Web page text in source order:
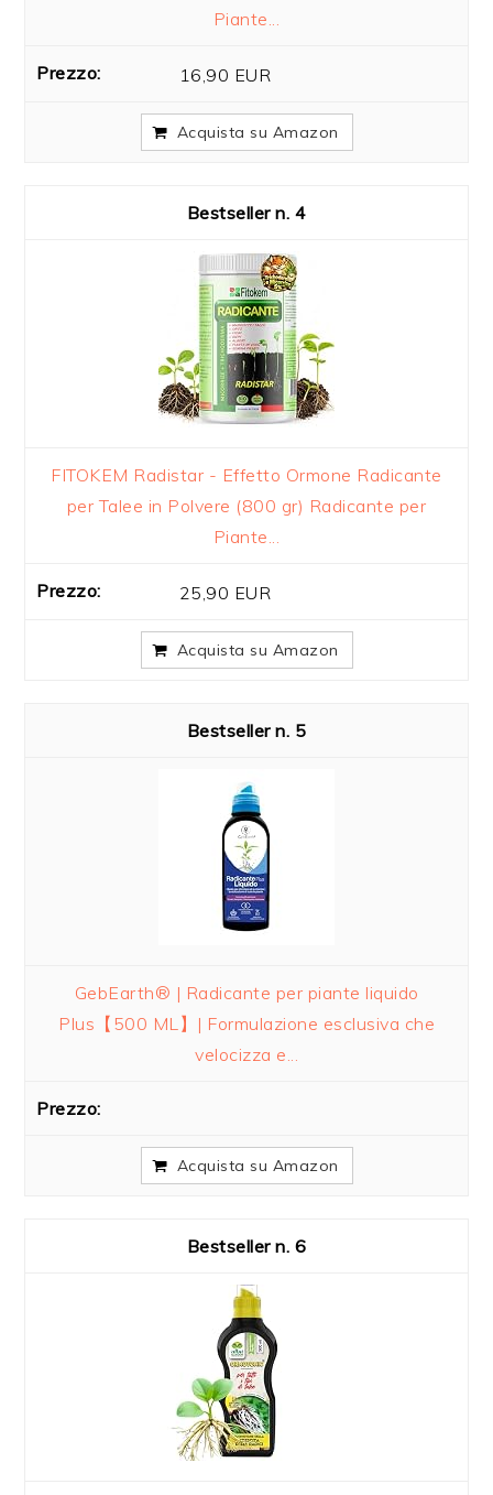
Piante...
16,90 EUR
Acquista su Amazon
4
FITOKEM Radistar - Effetto Ormone Radicante
per Talee in Polvere (800 gr) Radicante per
Piante...
25,90 EUR
Acquista su Amazon
5
GebEarth® | Radicante per piante liquido
Plus【500 ML】| Formulazione esclusiva che
velocizza e...
Acquista su Amazon
6